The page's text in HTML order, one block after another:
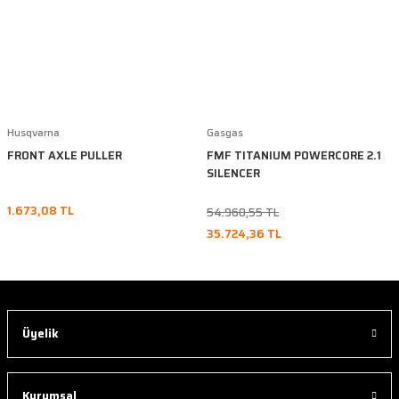
Husqvarna
FRONT AXLE PULLER
1.673,08 TL
Gasgas
FMF TITANIUM POWERCORE 2.1
SILENCER
54.960,55 TL
35.724,36 TL
Üyelik